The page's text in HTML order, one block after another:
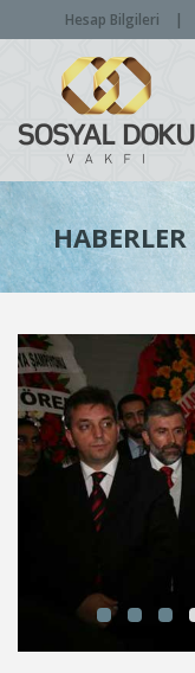
Hesap Bilgileri
HABERLER